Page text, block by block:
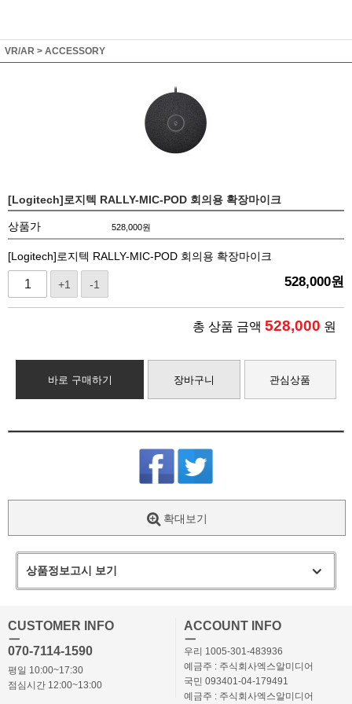
VR/AR > ACCESSORY
[Logitech]로지텍 RALLY-MIC-POD 회의용 확장마이크
상품가 528,000원
[Logitech]로지텍 RALLY-MIC-POD 회의용 확장마이크
+1 -1 528,000원
총 상품 금액 528,000 원
바로 구매하기 장바구니 관심상품
확대보기
상품정보고시 보기
CUSTOMER INFO
ㅡ
070-7114-1590
평일 10:00~17:30
점심시간 12:00~13:00
ACCOUNT INFO
ㅡ
우리 1005-301-483936
예금주 : 주식회사엑스알미디어
국민 093401-04-179491
예금주 : 주식회사엑스알미디어